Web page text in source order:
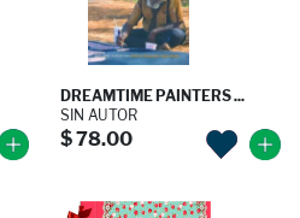
DREAMTIME PAINTERS ...
SIN AUTOR
$ 78.00